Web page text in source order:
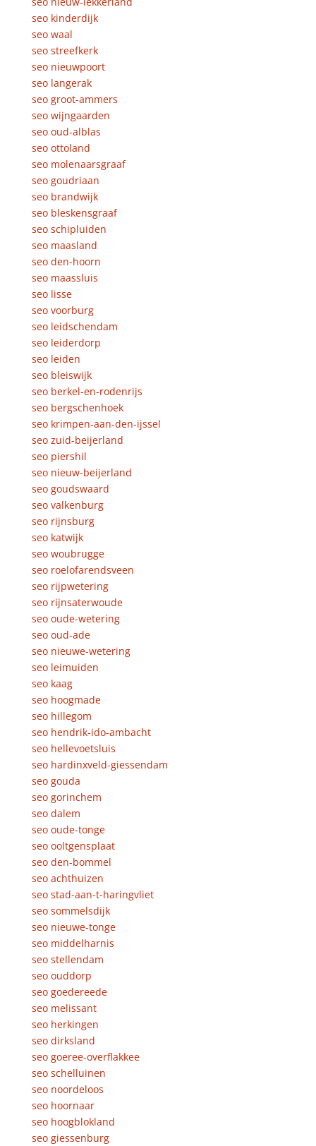
seo kinderdijk
seo waal
seo streefkerk
seo nieuwpoort
seo langerak
seo groot-ammers
seo wijngaarden
seo oud-alblas
seo ottoland
seo molenaarsgraaf
seo goudriaan
seo brandwijk
seo bleskensgraaf
seo schipluiden
seo maasland
seo den-hoorn
seo maassluis
seo lisse
seo voorburg
seo leidschendam
seo leiderdorp
seo leiden
seo bleiswijk
seo berkel-en-rodenrijs
seo bergschenhoek
seo krimpen-aan-den-ijssel
seo zuid-beijerland
seo piershil
seo nieuw-beijerland
seo goudswaard
seo valkenburg
seo rijnsburg
seo katwijk
seo woubrugge
seo roelofarendsveen
seo rijpwetering
seo rijnsaterwoude
seo oude-wetering
seo oud-ade
seo nieuwe-wetering
seo leimuiden
seo kaag
seo hoogmade
seo hillegom
seo hendrik-ido-ambacht
seo hellevoetsluis
seo hardinxveld-giessendam
seo gouda
seo gorinchem
seo dalem
seo oude-tonge
seo ooltgensplaat
seo den-bommel
seo achthuizen
seo stad-aan-t-haringvliet
seo sommelsdijk
seo nieuwe-tonge
seo middelharnis
seo stellendam
seo ouddorp
seo goedereede
seo melissant
seo herkingen
seo dirksland
seo goeree-overflakkee
seo schelluinen
seo noordeloos
seo hoornaar
seo hoogblokland
seo giessenburg